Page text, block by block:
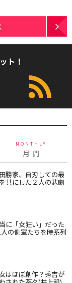
ト！
MONTHLY
月 間
勝家、自刃しての最
共にした２人の悲劇
に「女狂い」だった
の側室たちを時系列
はほぼ創作？秀吉が